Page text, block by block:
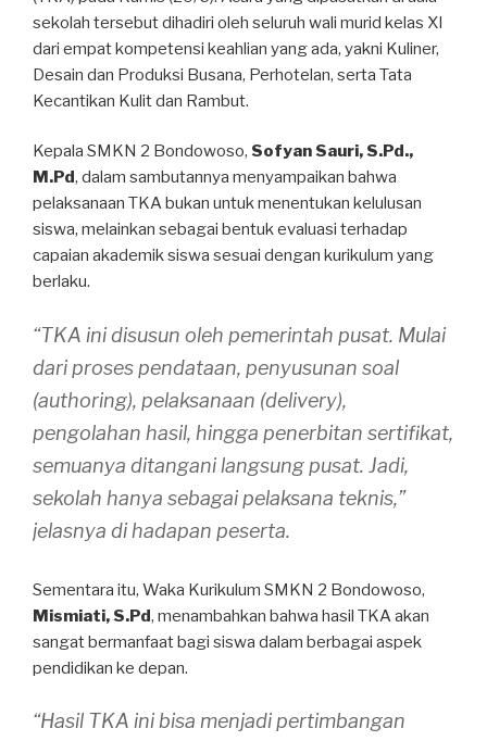
sekolah tersebut dihadiri oleh seluruh wali murid kelas XI
dari empat kompetensi keahlian yang ada, yakni Kuliner,
Desain dan Produksi Busana, Perhotelan, serta Tata
Kecantikan Kulit dan Rambut.
Kepala SMKN 2 Bondowoso, Sofyan Sauri, S.Pd.,
M.Pd, dalam sambutannya menyampaikan bahwa
pelaksanaan TKA bukan untuk menentukan kelulusan
siswa, melainkan sebagai bentuk evaluasi terhadap
capaian akademik siswa sesuai dengan kurikulum yang
berlaku.
“TKA ini disusun oleh pemerintah pusat. Mulai
dari proses pendataan, penyusunan soal
(authoring), pelaksanaan (delivery),
pengolahan hasil, hingga penerbitan sertifikat,
semuanya ditangani langsung pusat. Jadi,
sekolah hanya sebagai pelaksana teknis,”
jelasnya di hadapan peserta.
Sementara itu, Waka Kurikulum SMKN 2 Bondowoso,
Mismiati, S.Pd, menambahkan bahwa hasil TKA akan
sangat bermanfaat bagi siswa dalam berbagai aspek
pendidikan ke depan.
“Hasil TKA ini bisa menjadi pertimbangan